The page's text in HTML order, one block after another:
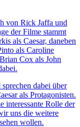
von Rick Jaffa und
der Filme stammt
als Caesar, daneben
als Caroline
Cox als John
dabei über
als Protagonisten.
interessante Rolle der
uns die weitere
wollen.